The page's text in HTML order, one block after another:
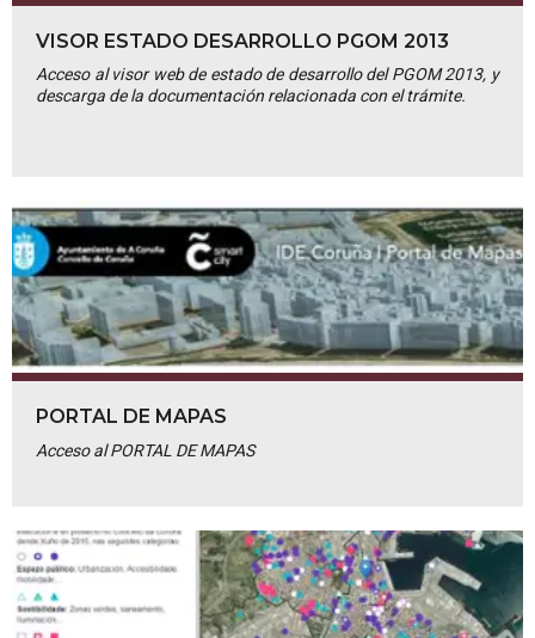
VISOR ESTADO DESARROLLO PGOM 2013
Acceso al visor web de estado de desarrollo del PGOM 2013, y
descarga de la documentación relacionada con el trámite.
PORTAL DE MAPAS
Acceso al PORTAL DE MAPAS